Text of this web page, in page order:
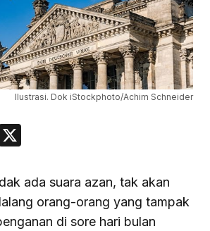
Ilustrasi. Dok iStockphoto/Achim Schneider
ada suara azan, tak akan
orang-orang yang tampak
di sore hari bulan